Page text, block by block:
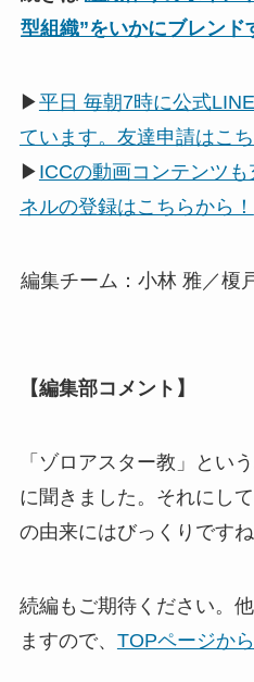
型組織”をいかにブレンド
▶平日 毎朝7時に公式
ています。友達申請はこち
▶ ICCの動画コンテンツ
ネルの登録はこちらから！
編集チーム：小林 雅／榎
【編集部コメント】
「ゾロアスター教」とい
に聞きました。それにし
の由来にはびっくりですね
続編もご期待ください。
ますので、 TOPページか